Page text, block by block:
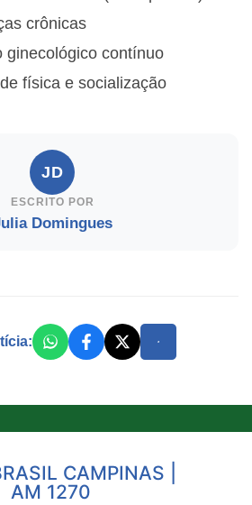
crônicas
ginecológico contínuo
física e socialização
JD
ESCRITO POR
Domingues
CAMPINAS |
AM 1270